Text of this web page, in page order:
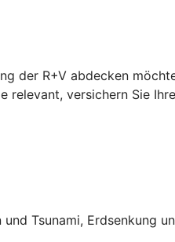
der R+V abdecken
versichern Sie
Tsunami, Erdsenkung